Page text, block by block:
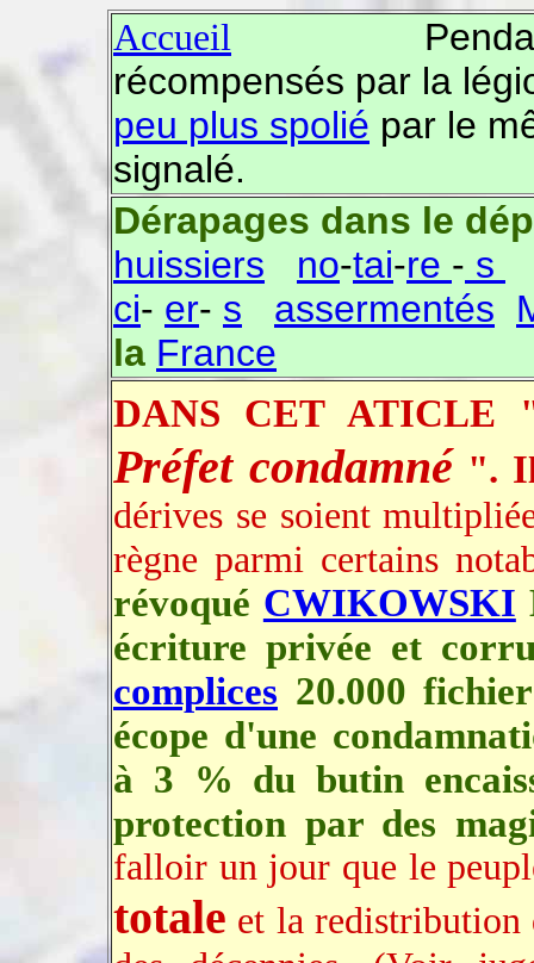
Accueil Pendant
récompensés par la
peu plus spolié par le
signalé.
Dérapages dans le
huissiers
no-tai-re - s
ci- er- s assermentés
la France
DANS CET ATICLE
Préfet condamné ". I
dérives se soient
règne parmi certains
révoqué CWIKOWSKI
écriture privée et
complices 20.000
écope d'une
à 3 % du butin
protection par des
falloir un jour que le
totale et la redistribution